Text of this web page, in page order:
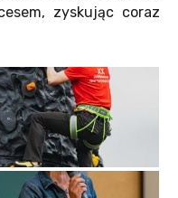
zyskując coraz